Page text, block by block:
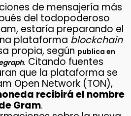
de mensajería más
del todopoderoso
estaría preparando el
plataforma blockchain
propia, según publica en
. Citando fuentes
que la plataforma se
Open Network (TON),
recibirá el nombre
Gram.